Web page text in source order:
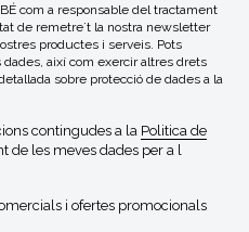
com a responsable del tractament
de remetre´t la nostra newsletter
productes i serveis. Pots
així com exercir altres drets
sobre protecció de dades a la
contingudes a la Politica de
de les meves dades per a l
i ofertes promocionals